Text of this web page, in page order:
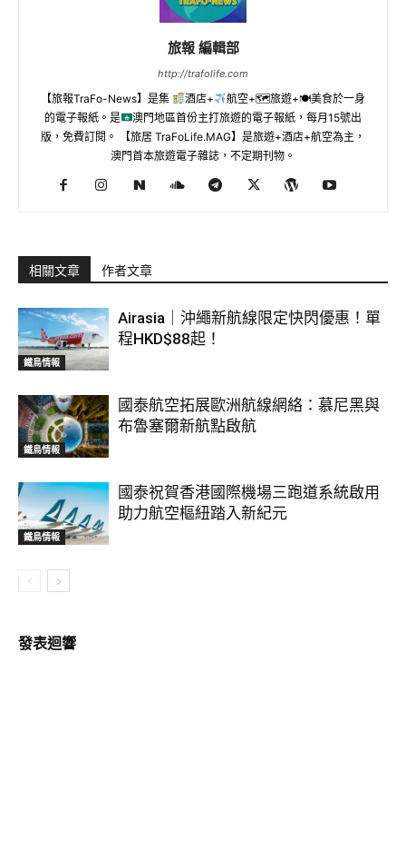
旅報 編輯部
http://trafolife.com
【旅報TraFo-News】是集 酒店+
航空+🗺旅遊+🍽美食於一身
的電子報紙。是
澳門地區首份主打旅遊的電子報紙，每月15號出
版，免費訂閱。 【旅居 TraFoLife.MAG】是旅遊+酒店+航空為主，
澳門首本旅遊電子雜誌，不定期刊物。
相關文章 作者文章
鐵鳥情報
Airasia｜沖繩新航線限定快閃優惠！單
程HKD$88起！
鐵鳥情報
國泰航空拓展歐洲航線網絡：慕尼黑與
布魯塞爾新航點啟航
鐵鳥情報
國泰祝賀香港國際機場三跑道系統啟用
助力航空樞紐踏入新紀元
發表迴響